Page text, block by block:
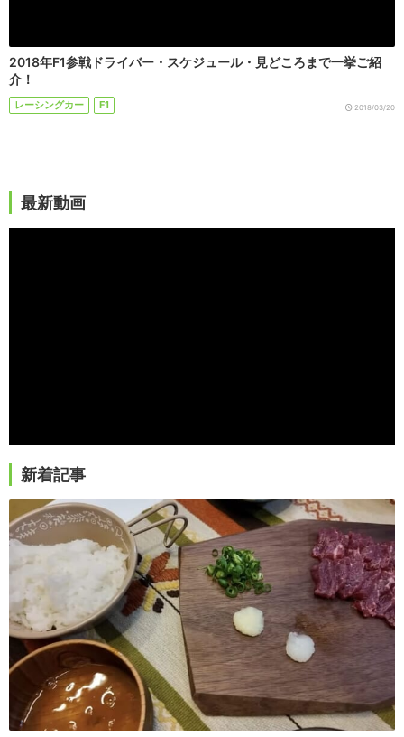
2018年F1参戦ドライバー・スケジュール・見どころまで一挙ご紹
介！
レーシングカー F1 2018/03/20
最新動画
新着記事